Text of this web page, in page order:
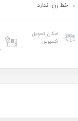
خط زن: ندارد
امکان تحویل
اکسپرس